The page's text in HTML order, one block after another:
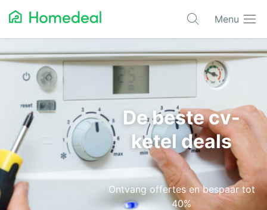
Menu
Populaire projecten
Aannemer
Airco
Alarmsystemen
Architect
Asbest
Bestrating
De beste cv-
ketel deals
Ontvang offertes en bespaar tot
40%